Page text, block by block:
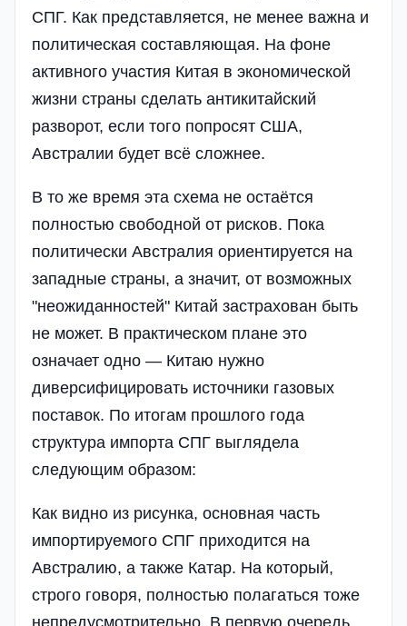
СПГ. Как представляется, не менее важна и
политическая составляющая. На фоне
активного участия Китая в экономической
жизни страны сделать антикитайский
разворот, если того попросят США,
Австралии будет всё сложнее.
В то же время эта схема не остаётся
полностью свободной от рисков. Пока
политически Австралия ориентируется на
западные страны, а значит, от возможных
"неожиданностей" Китай застрахован быть
не может. В практическом плане это
означает одно — Китаю нужно
диверсифицировать источники газовых
поставок. По итогам прошлого года
структура импорта СПГ выглядела
следующим образом:
Как видно из рисунка, основная часть
импортируемого СПГ приходится на
Австралию, а также Катар. На который,
строго говоря, полностью полагаться тоже
непредусмотрительно. В первую очередь